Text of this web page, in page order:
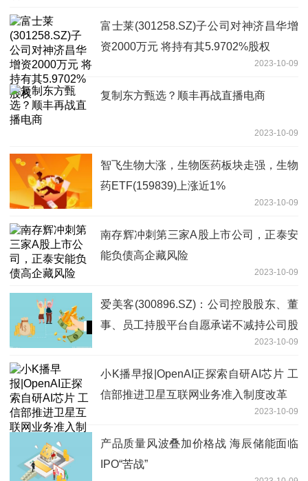
富士莱(301258.SZ)子公司对神济昌华增
资2000万元 将持有其5.9702%股权
2023-10-09
复制东方甄选？顺丰再战直播电商
2023-10-09
智飞生物大涨，生物医药板块走强，生物
药ETF(159839)上涨近1%
2023-10-09
南存辉冲刺第三家A股上市公司，正泰安
能负债高企藏风险
2023-10-09
爱美客(300896.SZ)：公司控股股东、董
事、员工持股平台自愿承诺不减持公司股
2023-10-09
小K播早报|OpenAI正探索自研AI芯片 工
信部推进卫星互联网业务准入制度改革
2023-10-09
产品质量风波叠加价格战 海辰储能面临
IPO“苦战”